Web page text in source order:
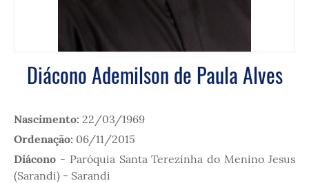
Diácono Ademilson de Paula Alves
Nascimento: 22/03/1969
Ordenação: 06/11/2015
Diácono - Paróquia Santa Terezinha do Menino Jesus
(Sarandi) - Sarandi